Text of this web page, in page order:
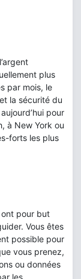
plus
par mois, le
la sécurité du
pour
à New York ou
forts les plus
pour but
Vous êtes
possible pour
vous prenez,
ou données
les